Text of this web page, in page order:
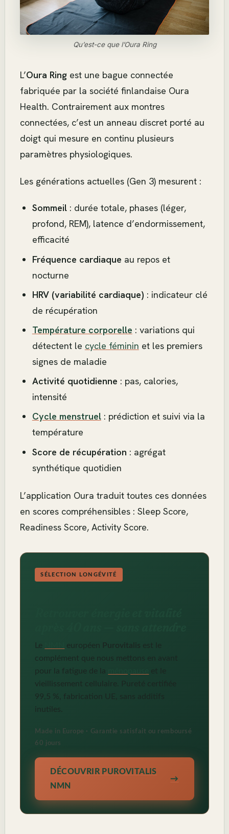
Qu’est-ce que l’Oura Ring
L’Oura Ring est une bague connectée
fabriquée par la société finlandaise Oura
Health. Contrairement aux montres
connectées, c’est un anneau discret porté au
doigt qui mesure en continu plusieurs
paramètres physiologiques.
Les générations actuelles (Gen 3) mesurent :
Sommeil: durée totale, phases (léger,
profond, REM), latence d’endormissement,
efficacité
Fréquence cardiaque au repos et
nocturne
HRV (variabilité cardiaque) : indicateur clé
de récupération
Température corporelle : variations qui
détectent le cycle féminin et les premiers
signes de maladie
Activité quotidienne : pas, calories,
intensité
Cycle menstruel: prédiction et suivi via la
température
Score de récupération : agrégat
synthétique quotidien
L’application Oura traduit toutes ces données
en scores compréhensibles : Sleep Score,
Readiness Score, Activity Score.
SÉLECTION LONGÉVITÉ
Le européen Purovitalis est le
complément que nous mettons en avant
pour la fatigue de la
et le
vieillissement cellulaire. Pureté certifiée
99,5 %, fabrication UE, sans additifs
inutiles.
Made in Europe · Garantie satisfait ou remboursé
60 jours
DÉCOUVRIR PUROVITALIS
NMN